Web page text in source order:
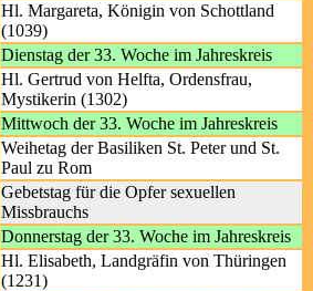
Hl. Margareta, Königin von Schottland
(1039)
Dienstag der 33. Woche im Jahreskreis
Hl. Gertrud von Helfta, Ordensfrau,
Mystikerin (1302)
Mittwoch der 33. Woche im Jahreskreis
Weihetag der Basiliken St. Peter und St.
Paul zu Rom
Gebetstag für die Opfer sexuellen
Missbrauchs
Donnerstag der 33. Woche im Jahreskreis
Hl. Elisabeth, Landgräfin von Thüringen
(1231)